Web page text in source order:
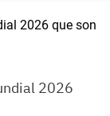
2026